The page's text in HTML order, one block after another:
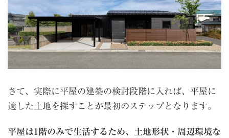
さて、実際に平屋の建築の検討段階に入れば、平屋に
適した土地を探すことが最初のステップとなります。
平屋は1階のみで生活するため、土地形状・周辺環境な